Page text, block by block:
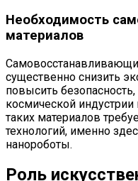
Необходимость
материалов
существенно снизить
повысить
космической индустрии
таких материалов
технологий, именно
нанороботы.
Роль